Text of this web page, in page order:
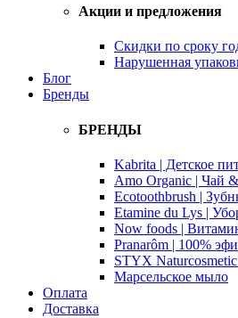
Акции и предложения
Скидки по сроку
Нарушенная
Блог
Бренды
БРЕНДЫ
Kabrita | Детское
Amo Organic | Чай
Ecotoothbrush |
Etamine du Lys |
Now foods |
Pranarôm | 100%
STYX
Марсельское мыло
Оплата
Доставка